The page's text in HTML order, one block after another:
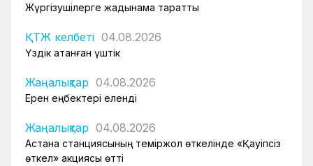
Жүргізушілерге жадынама таратты
ҚТЖ келбеті 04.08.2026
Үздік атанған үштік
Жаңалықтар 04.08.2026
Ерен еңбектері еленді
Жаңалықтар 04.08.2026
Астана станциясының теміржол өткелінде «Қауіпсіз
өткел» акциясы өтті